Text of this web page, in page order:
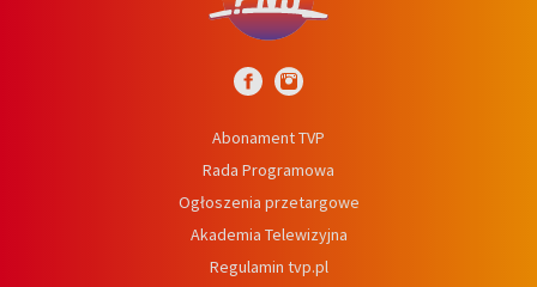
Abonament TVP
Rada Programowa
Ogłoszenia przetargowe
Akademia Telewizyjna
Regulamin tvp.pl